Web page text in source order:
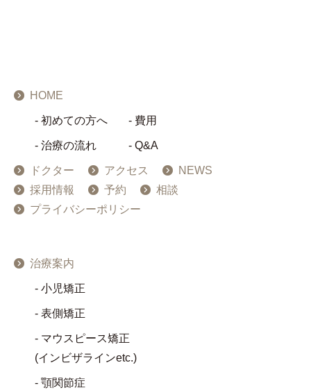
HOME
初めての方へ
治療の流れ
費用
Q&A
ドクター アクセス
NEWS
採用情報
予約
相談
プライバシーポリシー
治療案内
小児矯正
表側矯正
マウスピース矯正
(インビザラインetc.)
顎関節症